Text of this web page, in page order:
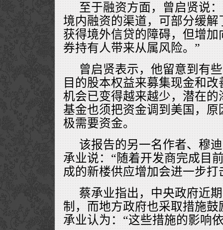
至于融资方面，曾启贤说
境内融资的渠道，可部分缓
获得境外信贷的障碍，但增
券持有人带来从属风险。”
曾启贤表示，他留意到有
目的股本权益来募集现金和
机会已变得越来越少，潜在
基金也须把资金调到美国，
极需要资金。
该报告的另一名作者、穆
承业说：“随着开发商完成目
成的新楼供应增加会进一步打
蔡承业指出，中央政府近
制，而地方政府也采取措施
承业认为：“这些措施的影响